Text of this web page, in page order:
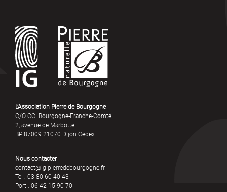
L’Association Pierre de Bourgogne
C/O CCI Bourgogne-Franche-Comté
2, avenue de Marbotte
BP 87009 21070 Dijon Cedex
Nous contacter
contact@ig-pierredebourgogne.fr
Tel : 03 80 60 40 43
Port : 06 42 15 90 70